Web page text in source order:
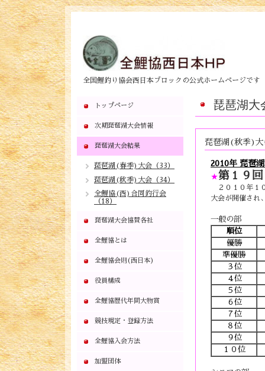
全国鯉釣り協会西日本ブロックの公式ホームページです
琵琶湖大
琵琶湖(秋季)大
2010年 琵琶
★第１９
２０１０年１
大会が開催され
一般の部
順位
優勝
準優勝
３位
４位
５位
６位
７位
８位
９位
１０位
トップページ
次期琵琶湖大会情報
琵琶湖大会結果
琵琶湖(春季)大会（33）
琵琶湖(秋季)大会（34）
全鯉協(西)合同釣行会
（18）
琵琶湖大会協賛各社
全鯉協とは
全鯉協会則(西日本)
役員構成
全鯉協歴代年間大物賞
競技規定・登録方法
全鯉協入会方法
加盟団体